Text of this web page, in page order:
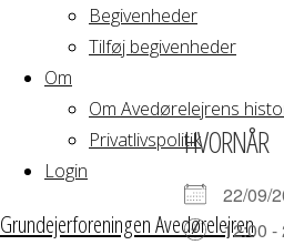
Begivenheder
Tilføj begivenheder
Om
Om Avedørelejrens
Privatlivspolitik
Login
Grundejerforeningen Avedørelejren
HVORNÅR
22/09/
12:00 -